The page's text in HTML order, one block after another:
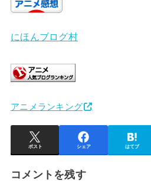
にほんブログ村
アニメランキング
ポスト シェア はてブ
コメントを残す